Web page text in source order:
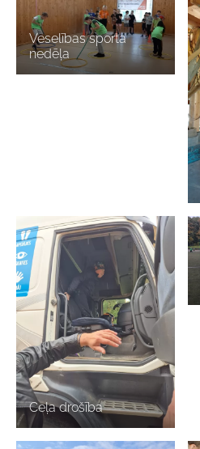
Veselības sporta
nedēļa
Ceļa drošība